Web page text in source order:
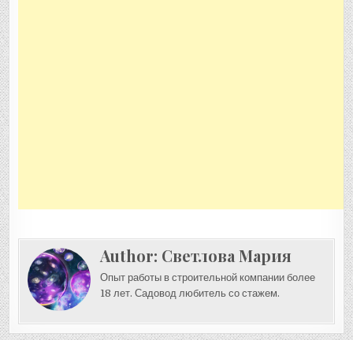
Author: Светлова Мария
Опыт работы в строительной компании более
18 лет. Садовод любитель со стажем.